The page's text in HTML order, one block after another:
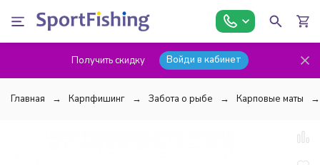
Получить скидку Войди в кабинет
Главная Карпфишинг Забота о рыбе Карповые маты